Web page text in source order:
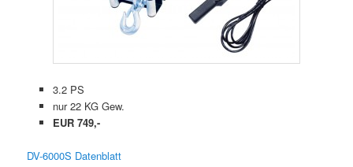
3.2 PS
nur 22 KG Gew.
EUR 749,-
DV-6000S Datenblatt